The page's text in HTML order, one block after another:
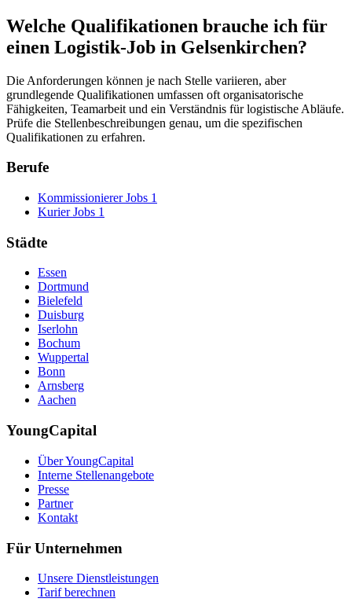
Welche Qualifikationen brauche ich für
einen Logistik-Job in Gelsenkirchen?
Die Anforderungen können je nach Stelle variieren, aber
grundlegende Qualifikationen umfassen oft organisatorische
Fähigkeiten, Teamarbeit und ein Verständnis für logistische Abläufe.
Prüfe die Stellenbeschreibungen genau, um die spezifischen
Qualifikationen zu erfahren.
Berufe
Kommissionierer Jobs 1
Kurier Jobs 1
Städte
Essen
Dortmund
Bielefeld
Duisburg
Iserlohn
Bochum
Wuppertal
Bonn
Arnsberg
Aachen
YoungCapital
Über YoungCapital
Interne Stellenangebote
Presse
Partner
Kontakt
Für Unternehmen
Unsere Dienstleistungen
Tarif berechnen